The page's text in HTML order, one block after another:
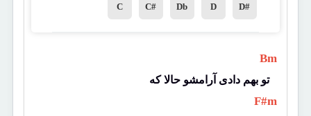
D#
D
Db
C#
C
Bm
تو بهم دادی آرامشو حالا که
F#m